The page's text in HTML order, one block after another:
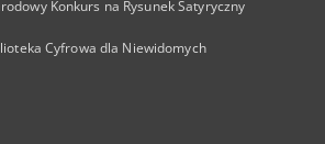
Konkurs na Rysunek Satyryczny
Cyfrowa dla Niewidomych